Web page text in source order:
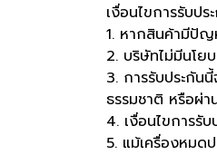
เงื่อนไขการรับปร
1. หากสินค้ามีปั
2. บริษัทไม่มีนโย
3. การรับประกัน
ธรรมชาติ หรือผ่
4. เงื่อนไขการรั
5. แม้เครื่องหม